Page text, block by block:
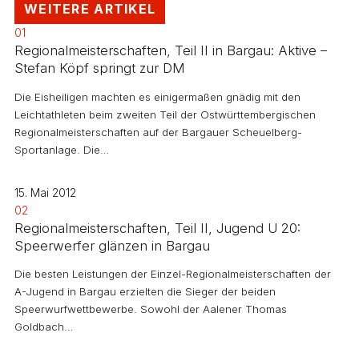
WEITERE ARTIKEL
01
Regionalmeisterschaften, Teil II in Bargau: Aktive –
Stefan Köpf springt zur DM
Die Eisheiligen machten es einigermaßen gnädig mit den
Leichtathleten beim zweiten Teil der Ostwürttembergischen
Regionalmeisterschaften auf der Bargauer Scheuelberg-
Sportanlage. Die…
15. Mai 2012
02
Regionalmeisterschaften, Teil II, Jugend U 20:
Speerwerfer glänzen in Bargau
Die besten Leistungen der Einzel-Regionalmeisterschaften der
A-Jugend in Bargau erzielten die Sieger der beiden
Speerwurfwettbewerbe. Sowohl der Aalener Thomas
Goldbach…